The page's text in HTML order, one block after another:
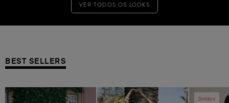
VER TODOS OS LOOKS
BEST SELLERS
Previous NextPrevious Next
Saldos
Previous